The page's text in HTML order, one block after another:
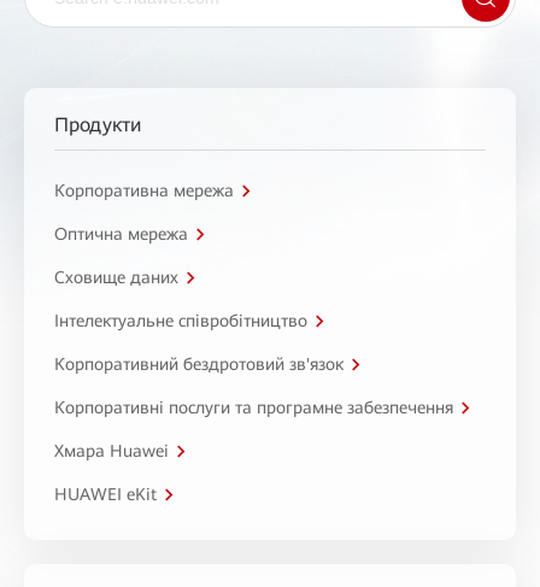
Продукти
Корпоративна мережа
Оптична мережа
Сховище даних
Інтелектуальне співробітництво
Корпоративний бездротовий зв'язок
Корпоративні послуги та програмне забезпечення
Хмара Huawei
HUAWEI eKit